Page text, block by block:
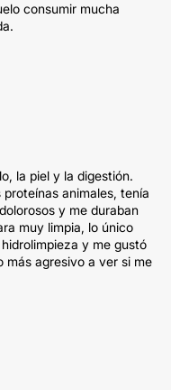
consumir mucha
la piel y la digestión.
animales, tenía
y me duraban
muy limpia, lo único
y me gustó
más agresivo a ver si me